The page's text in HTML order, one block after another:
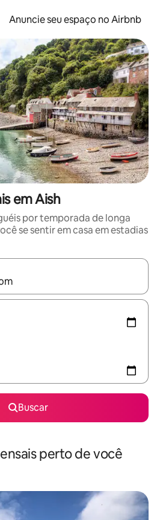
Anuncie seu espaço no Airbnb
em Aish
por temporada de longa
se sentir em casa em estadias
estiverem disponíveis, explore-os
Buscar
perto de você